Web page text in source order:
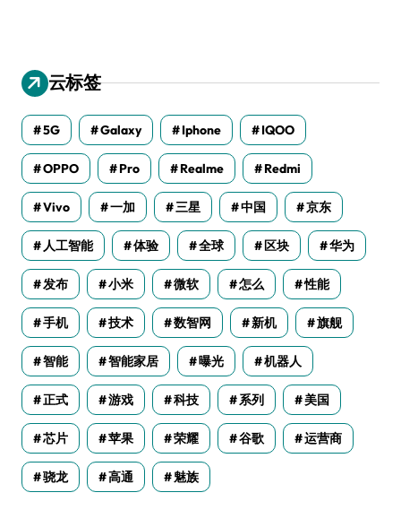
云标签
5G Galaxy Iphone IQOO
OPPO Pro Realme Redmi
Vivo 一加 三星 中国 京东
人工智能 体验 全球 区块 华为
发布 小米 微软 怎么 性能
手机 技术 数智网 新机 旗舰
智能 智能家居 曝光 机器人
正式 游戏 科技 系列 美国
芯片 苹果 荣耀 谷歌 运营商
骁龙 高通 魅族